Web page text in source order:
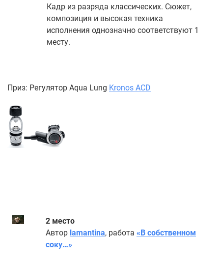
Кадр из разряда классических. Сюжет,
композиция и высокая техника
исполнения однозначно соответствуют 1
месту.
Приз: Регулятор Aqua Lung Kronos ACD
2 место
Автор lamantina, работа «В собственном
соку…»